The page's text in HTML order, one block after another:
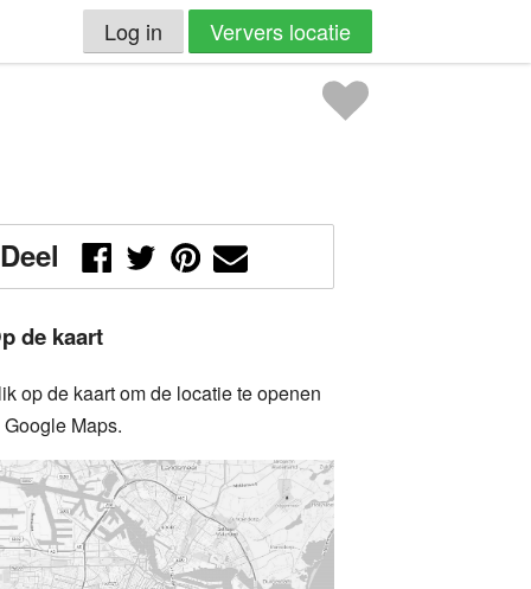
Log in Ververs locatie
Deel
de kaart
op de kaart om de locatie te openen
Maps.